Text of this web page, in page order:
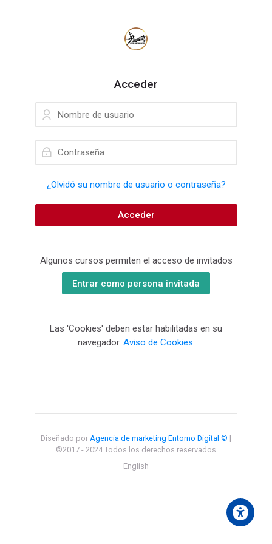
Acceder
Nombre de usuario
Contraseña
¿Olvidó su nombre de usuario o contraseña?
Acceder
Algunos cursos permiten el acceso de invitados
Entrar como persona invitada
Las 'Cookies' deben estar habilitadas en su
navegador. Aviso de Cookies.
Diseñado por Agencia de marketing Entorno Digital © |
©2017 - 2024 Todos los derechos reservados
English